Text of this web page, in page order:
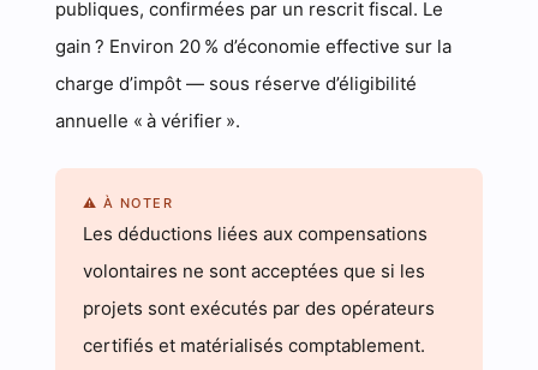
publiques, confirmées par un rescrit fiscal. Le
gain ? Environ 20 % d’économie effective sur la
charge d’impôt — sous réserve d’éligibilité
annuelle « à vérifier ».
⚠ À NOTER
Les déductions liées aux compensations
volontaires ne sont acceptées que si les
projets sont exécutés par des opérateurs
certifiés et matérialisés comptablement.